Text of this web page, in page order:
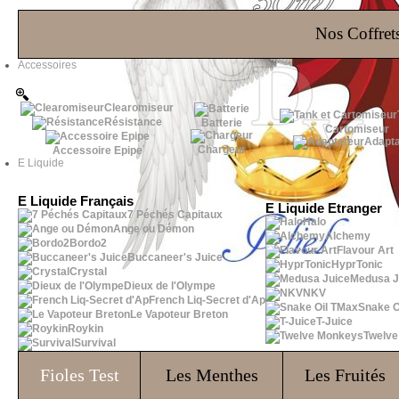
Nos
Accessoires
Clearomiseur
Résistance
Accessoire Epipe
Batterie
Chargeur
Cartomiseur
E Liquide
E Liquide Français
7 Péchés Capitaux
Ange ou Démon
Bordo2
Buccaneer's Juice
Crystal
Dieux de l'Olympe
French Liq-Secret d'Ap
Le Vapoteur Breton
Roykin
Survival
E Liquide Etranger
Halo
Alchemy
Flavour Art
HyprTonic
Medusa
NKV
Snake
T-Juice
Fioles Test Les Menthes Les Fruités